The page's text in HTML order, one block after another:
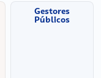
Gestores
Públicos